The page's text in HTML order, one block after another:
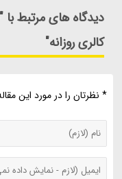
دیدگاه های مرتبط
کالری روزانه"
* نظرتان را در مورد این